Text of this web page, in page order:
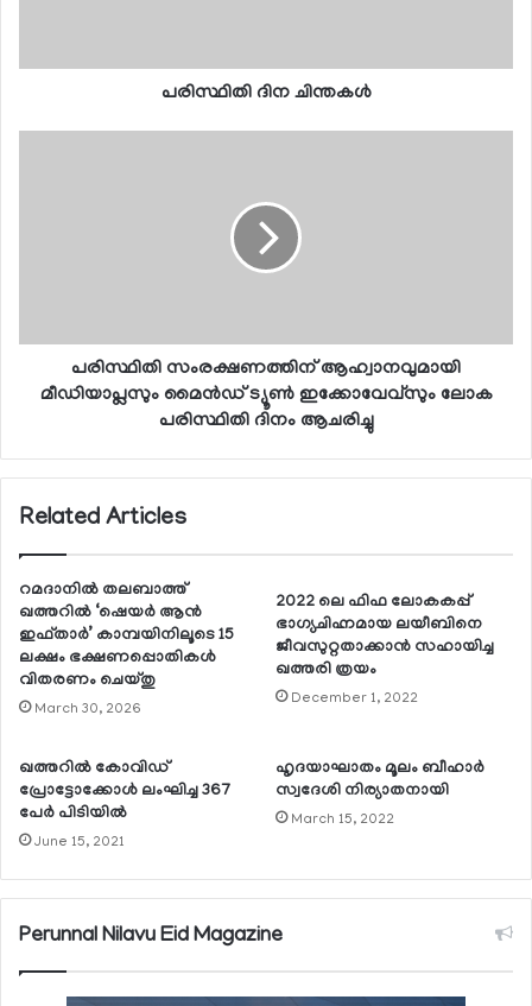
പരിസ്ഥിതി ദിന ചിന്തകള്‍
പരിസ്ഥിതി സംരക്ഷണത്തിന് ആഹ്വാനവുമായി
മീഡിയാപ്ലസും മൈന്‍ഡ് ട്യൂണ്‍ ഇക്കോവേവ്‌സും ലോക
പരിസ്ഥിതി ദിനം ആചരിച്ചു
Related Articles
റമദാനില്‍ തലബാത്ത്
ഖത്തറില്‍ ‘ഷെയര്‍ ആന്‍
ഇഫ്താര്‍’ കാമ്പയിനിലൂടെ 15
ലക്ഷം ഭക്ഷണപ്പൊതികള്‍
വിതരണം ചെയ്തു
March 30, 2026
2022 ലെ ഫിഫ ലോകകപ്പ്
ഭാഗ്യചിഹ്നമായ ലയീബിനെ
ജീവസുറ്റതാക്കാന്‍ സഹായിച്ച
ഖത്തരി ത്രയം
December 1, 2022
ഖത്തറില്‍ കോവിഡ്
പ്രോട്ടോക്കോള്‍ ലംഘിച്ച 367
പേര്‍ പിടിയില്‍
June 15, 2021
ഹൃദയാഘാതം മൂലം ബീഹാര്‍
സ്വദേശി നിര്യാതനായി
March 15, 2022
Perunnal Nilavu Eid Magazine